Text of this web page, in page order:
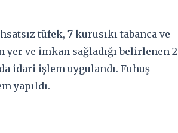
tüfek, 7 kurusıkı tabanca ve
ve imkan sağladığı belirlenen 2
idari işlem uygulandı. Fuhuş
yapıldı.